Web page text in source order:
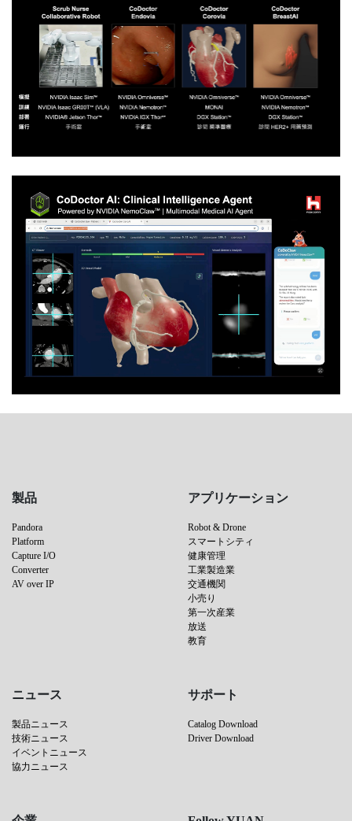
製品
Pandora
Platform
Capture I/O
Converter
AV over IP
アプリケーション
Robot & Drone
スマートシティ
健康管理
工業製造業
交通機関
小売り
第一次産業
放送
教育
ニュース
製品ニュース
技術ニュース
イベントニュース
協力ニュース
サポート
Catalog Download
Driver Download